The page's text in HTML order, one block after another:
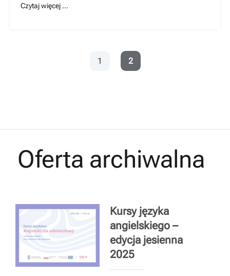
Czytaj więcej …
1 2
Oferta archiwalna
Kursy języka
angielskiego –
edycja jesienna
2025